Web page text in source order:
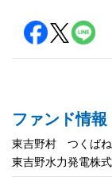
ファンド情報
東吉野村 つくばね
東吉野水力発電株